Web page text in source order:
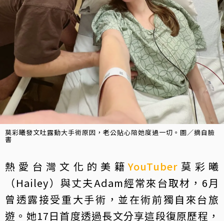
莫彩曦發文吐露動大手術原因，老公貼心陪她度過一切。圖／摘自臉
書
熱愛台灣文化的美籍YouTuber 莫彩曦
（Hailey）與丈夫Adam經常來台取材，6月
曾透露接受重大手術，並在術前獨自來台旅
遊。她17日首度透過長文分享這段復原歷程，